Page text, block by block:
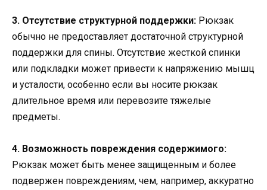
3. Отсутствие структурной поддержки: Рюкзак
обычно не предоставляет достаточной структурной
поддержки для спины. Отсутствие жесткой спинки
или подкладки может привести к напряжению мышц
и усталости, особенно если вы носите рюкзак
длительное время или перевозите тяжелые
предметы.
4. Возможность повреждения содержимого:
Рюкзак может быть менее защищенным и более
подвержен повреждениям, чем, например, аккуратно